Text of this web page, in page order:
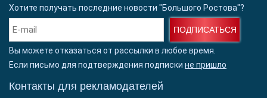
Хотите получать последние новости "Большого Ростова"?
ПОДПИСАТЬСЯ
Вы можете отказаться от рассылки в любое время.
Если письмо для подтверждения подписки не пришло
Контакты для рекламодателей